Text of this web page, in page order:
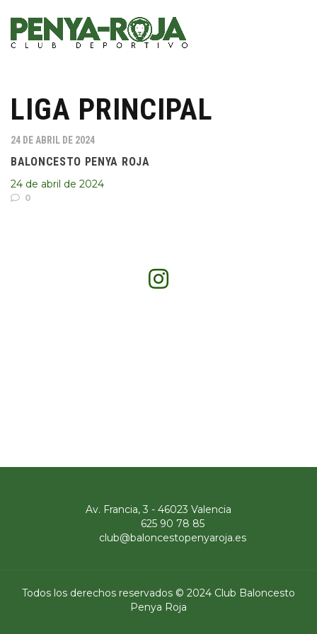
LIGA PRINCIPAL
24 DE ABRIL DE 2024
BALONCESTO PENYA ROJA
24 de abril de 2024
0
Av. Francia, 3 - 46023 Valencia
625 90 78 85
club@baloncestopenyaroja.es
Todos los derechos reservados © 2024 Club Baloncesto
Penya Roja